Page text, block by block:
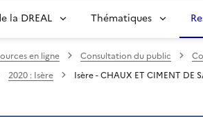
la DREAL Thématiques
en ligne Consultation du public
2020 : Isère Isère - CHAUX ET CIMENT DE